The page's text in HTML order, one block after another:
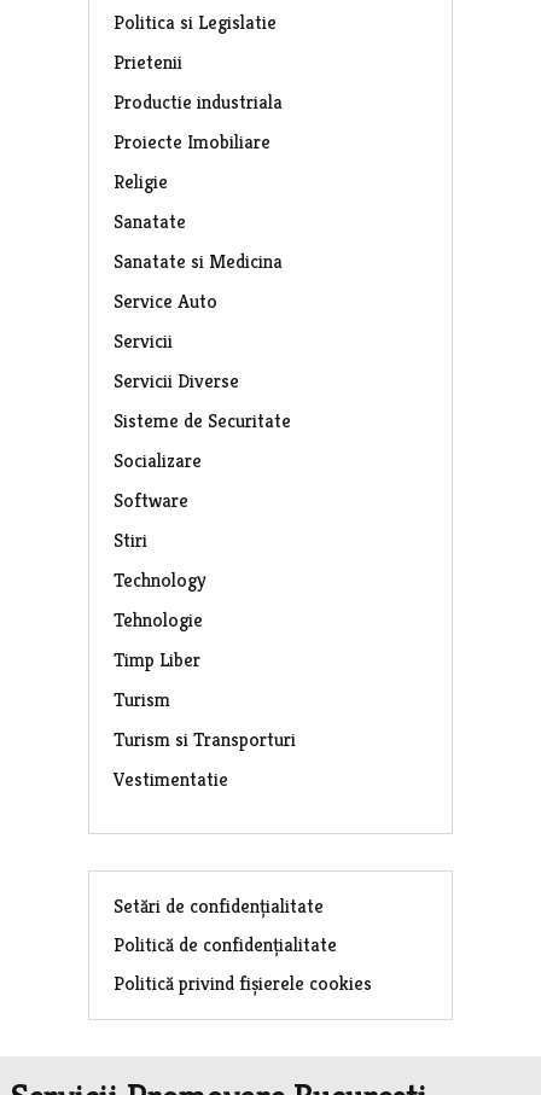
Politica si Legislatie
Prietenii
Productie industriala
Proiecte Imobiliare
Religie
Sanatate
Sanatate si Medicina
Service Auto
Servicii
Servicii Diverse
Sisteme de Securitate
Socializare
Software
Stiri
Technology
Tehnologie
Timp Liber
Turism
Turism si Transporturi
Vestimentatie
Setări de confidențialitate
Politică de confidențialitate
Politică privind fișierele cookies